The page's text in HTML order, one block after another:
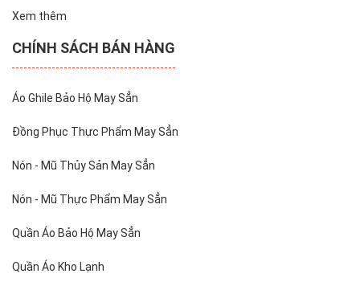
Xem thêm
CHÍNH SÁCH BÁN HÀNG
Áo Ghile Bảo Hộ May Sẳn
Đồng Phục Thực Phẩm May Sẳn
Nón - Mũ Thủy Sản May Sẳn
Nón - Mũ Thực Phẩm May Sẳn
Quần Áo Bảo Hộ May Sẳn
Quần Áo Kho Lạnh